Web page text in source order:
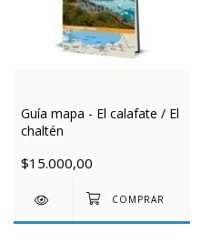
Guía mapa - El calafate / El
chaltén
$15.000,00